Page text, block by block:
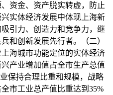
资金、资产脱实转虚，防止
实体经济发展中体现上海新
引力、创造力和竞争力，继
和创新发展先行者。（二）
海城市功能定位的实体经济
产业增加值占全市生产总值
保持合理比重和规模，战略
市工业总产值比重达到35%